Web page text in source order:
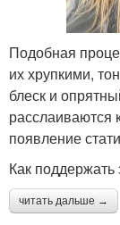
Подобная
их хрупкими,
блеск и
расслаиваются
появление
Как
читать дальше →